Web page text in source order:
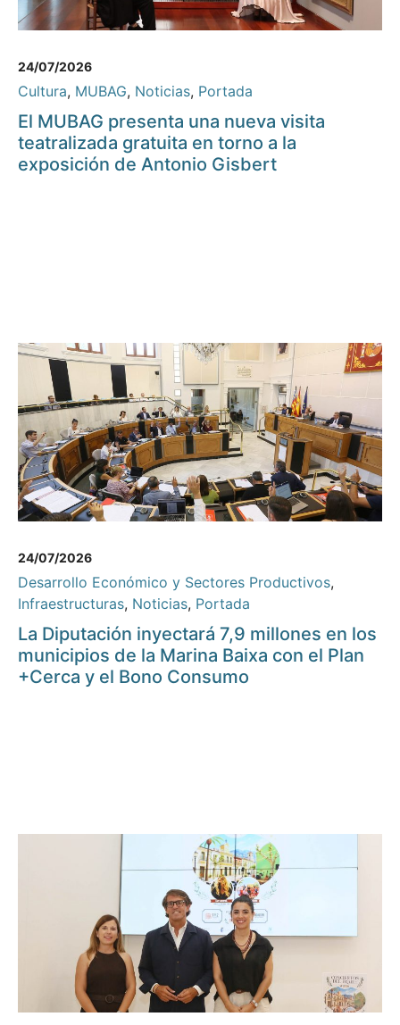
24/07/2026
Cultura, MUBAG, Noticias, Portada
El MUBAG presenta una nueva visita
teatralizada gratuita en torno a la
exposición de Antonio Gisbert
24/07/2026
Desarrollo Económico y Sectores Productivos,
Infraestructuras, Noticias, Portada
La Diputación inyectará 7,9 millones en los
municipios de la Marina Baixa con el Plan
+Cerca y el Bono Consumo